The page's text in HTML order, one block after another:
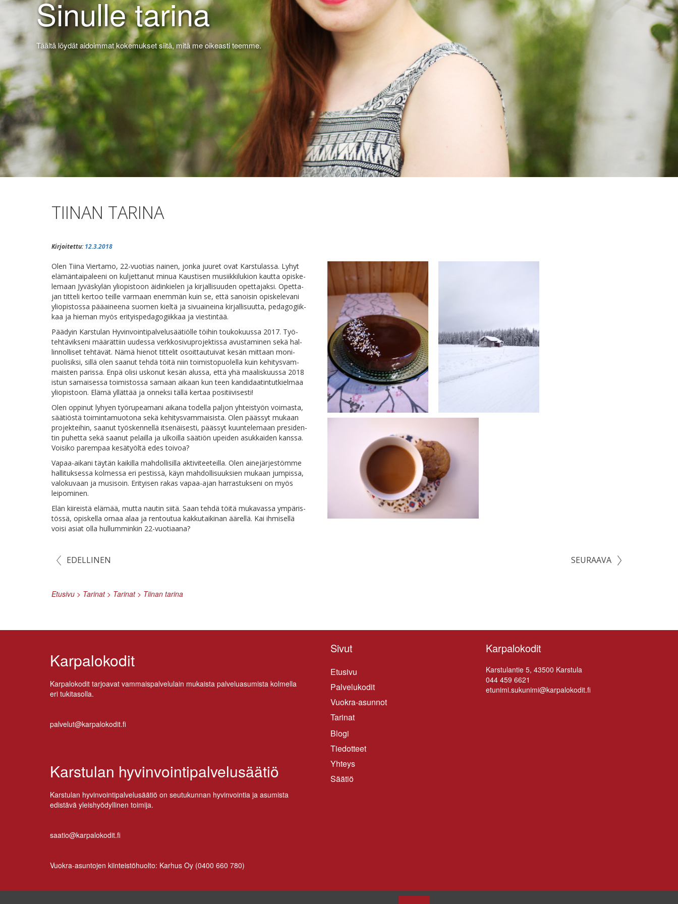
Sinulle tarina
Täältä löydät aidoimmat kokemukset siitä, mitä me oikeasti teemme.
TIINAN TARINA
Kirjoitettu:12.3.2018
Olen Tii­na Vier­ta­mo, 22-vuo­tias nai­nen, jon­ka juu­ret ovat Kars­tu­las­sa. Ly­hyt
elä­män­tai­pa­lee­ni on kul­jet­ta­nut mi­nua Kaus­ti­sen musiik­ki­lu­kion kaut­ta opis­ke­
le­maan Jy­väs­ky­län yli­opis­toon äi­din­kie­len ja kir­jal­li­suu­den opet­ta­jak­si. Opet­ta­
jan tit­te­li ker­too teil­le var­maan enem­män kuin se, et­tä sa­noi­sin opis­ke­le­va­ni
yli­opis­tos­sa pää­ai­nee­na suo­men kiel­tä ja si­vuai­nei­na kir­jal­li­suut­ta, pe­da­go­giik­
kaa ja hie­man myös eri­tyis­pe­da­go­giik­kaa ja viestintää.
Pää­dyin Kars­tu­lan Hy­vin­voin­ti­pal­ve­lusää­tiöl­le töi­hin tou­ko­kuus­sa 2017. Työ­
teh­tä­vik­se­ni mää­rät­tiin uu­des­sa verk­ko­si­vu­pro­jek­tis­sa avus­ta­mi­nen se­kä hal­
lin­nol­li­set teh­tä­vät. Nä­mä hie­not tit­te­lit osoit­tau­tui­vat ke­sän mit­taan mo­ni­
puo­li­sik­si, sil­lä olen saa­nut teh­dä töi­tä niin toi­mis­to­puo­lel­la kuin ke­hi­tys­vam­
mais­ten pa­ris­sa. En­pä oli­si us­ko­nut ke­sän alus­sa, et­tä yhä maa­lis­kuus­sa 2018
is­tun sa­mai­ses­sa toi­mis­tos­sa sa­maan ai­kaan kun teen kan­di­daa­tin­tut­kiel­maa
yli­opis­toon. Elä­mä yl­lät­tää ja on­nek­si täl­lä ker­taa positiivisesti!
Olen op­pi­nut ly­hyen työ­ru­pea­ma­ni ai­ka­na to­del­la pal­jon yh­teis­työn voi­mas­ta,
sää­tiös­tä toi­min­ta­muo­to­na se­kä ke­hi­tys­vam­mai­sis­ta. Olen pääs­syt mu­kaan
pro­jek­tei­hin, saa­nut työs­ken­nel­lä it­se­näi­ses­ti, pääs­syt kuun­te­le­maan pre­si­den­
tin pu­het­ta se­kä saa­nut pe­lail­la ja ul­koil­la sää­tiön upei­den asuk­kai­den kans­sa.
Voi­si­ko pa­rem­paa ke­sä­työl­tä edes toivoa?
Va­paa-ai­ka­ni täy­tän kai­kil­la mah­dol­li­sil­la ak­ti­vi­tee­teil­la. Olen ai­ne­jär­jes­töm­me
hal­li­tuk­ses­sa kol­mes­sa eri pes­tis­sä, käyn mah­dol­li­suuk­sien mu­kaan jum­pis­sa,
va­lo­ku­vaan ja musi­soin. Eri­tyi­sen ra­kas va­paa-ajan har­ras­tuk­se­ni on myös
leipominen.
Elän kii­reis­tä elä­mää, mut­ta nau­tin sii­tä. Saan teh­dä töi­tä mu­ka­vas­sa ym­pä­ris­
tös­sä, opis­kel­la omaa alaa ja ren­tou­tua kak­ku­tai­ki­nan ää­rel­lä. Kai ih­mi­sel­lä
voi­si asiat ol­la hul­lum­min­kin 22-vuotiaana?
EDELLINEN SEURAAVA
Etusivu > Tarinat> Tarinat> Tiinan tarina
Karpalokodit
Kar­pa­lo­ko­dit tar­joa­vat vam­mais­pal­ve­lu­lain mu­kais­ta pal­ve­lua­su­mis­ta kol­mel­la
eri tukitasolla.
palvelut@karpalokodit.fi
Karstulan hyvinvointipalvelusäätiö
Kars­tu­lan hy­vin­voin­ti­pal­ve­lusää­tiö on seu­tu­kun­nan hy­vin­voin­tia ja asu­mis­ta
edis­tä­vä yleis­hyö­dyl­li­nen toimija.
saatio@karpalokodit.fi
Vuo­kra-asun­to­jen kiin­teis­tö­huol­to: Kar­hus Oy (0400 660 780)
Sivut
Etusivu
Palvelukodit
Vuokra-asunnot
Tarinat
Blogi
Tiedotteet
Yhteys
Säätiö
Karpalokodit
Kars­tu­lan­tie 5, 43500 Karstula
044 459 6621
etunimi.sukunimi@karpalokodit.fi